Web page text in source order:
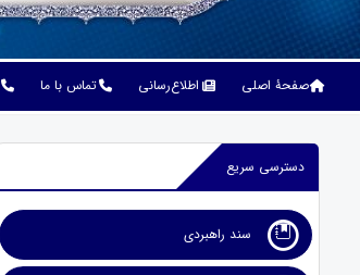
صفحۀ اصلی اطلاع‌رسانی تماس با ما
دسترسی سریع
سند راهبردی